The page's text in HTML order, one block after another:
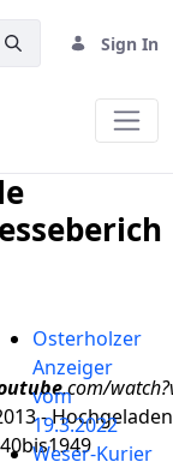
Sign In
.com/
-
Osterholzer
Anzeiger
vom
19.3.2022
Weser-Kurier